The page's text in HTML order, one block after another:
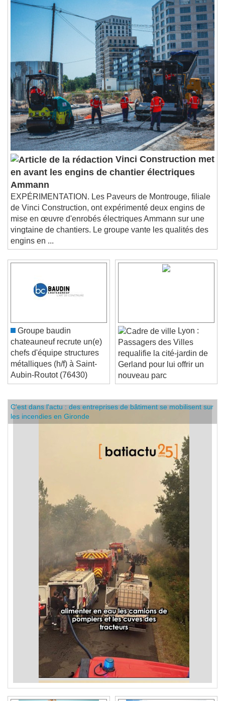
Vinci Construction met
en avant les engins de chantier électriques
Ammann
EXPÉRIMENTATION. Les Paveurs de Montrouge, filiale
de Vinci Construction, ont expérimenté deux engins de
mise en œuvre d'enrobés électriques Ammann sur une
vingtaine de chantiers. Le groupe vante les qualités des
engins en ...
Groupe baudin
chateauneuf recrute un(e)
chefs d'équipe structures
métalliques (h/f) à Saint-
Aubin-Routot (76430)
Lyon :
Passagers des Villes
requalifie la cité-jardin de
Gerland pour lui offrir un
nouveau parc
C'est dans l'actu : des entreprises de bâtiment se mobilisent sur
les incendies en Gironde